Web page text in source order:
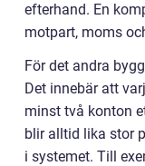
efterhand. En
motpart, moms
För det andra
Det innebär att
minst två konton
blir alltid lika stor
i systemet. Till